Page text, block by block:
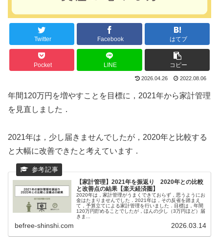
Twitter Facebook はてブ
Pocket LINE コピー
2026.04.26 2022.08.06
年間120万円を増やすことを目標に，2021年から家計管理
を見直しました．
2021年は，少し届きませんでしたが，2020年と比較する
と大幅に改善できたと考えています．
【家計管理】2021年を振返り 2020年との比較
と改善点の結果【楽天経済圏】
2020年は，家計管理がうまくできておらず，思うようにお
金はたまりませんでした．2021年は，その反省を踏まえ
て，予算立てによる家計管理を行いました．目標は，年間
120万円貯めることでしたが，ほんの少し（3万円ほど）届
きま...
befree-shinshi.com 2026.03.14